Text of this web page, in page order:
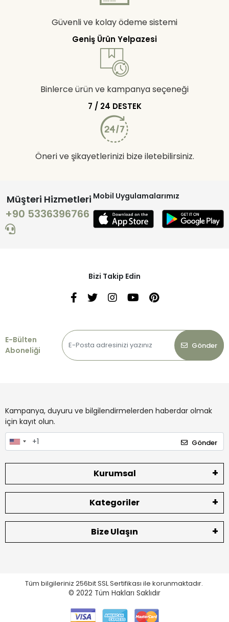
Güvenli ve kolay ödeme sistemi
Geniş Ürün Yelpazesi
Binlerce ürün ve kampanya seçeneği
7 / 24 DESTEK
Öneri ve şikayetlerinizi bize iletebilirsiniz.
Müşteri Hizmetleri
+90 5336396766
Mobil Uygulamalarımız
Bizi Takip Edin
E-Bülten
Aboneliği
Gönder
Kampanya, duyuru ve bilgilendirmelerden haberdar olmak
için kayıt olun.
Gönder
Kurumsal
Kategoriler
Bize Ulaşın
Tüm bilgileriniz 256bit SSL Sertifikası ile korunmaktadır.
© 2022 Tüm Hakları Saklıdır